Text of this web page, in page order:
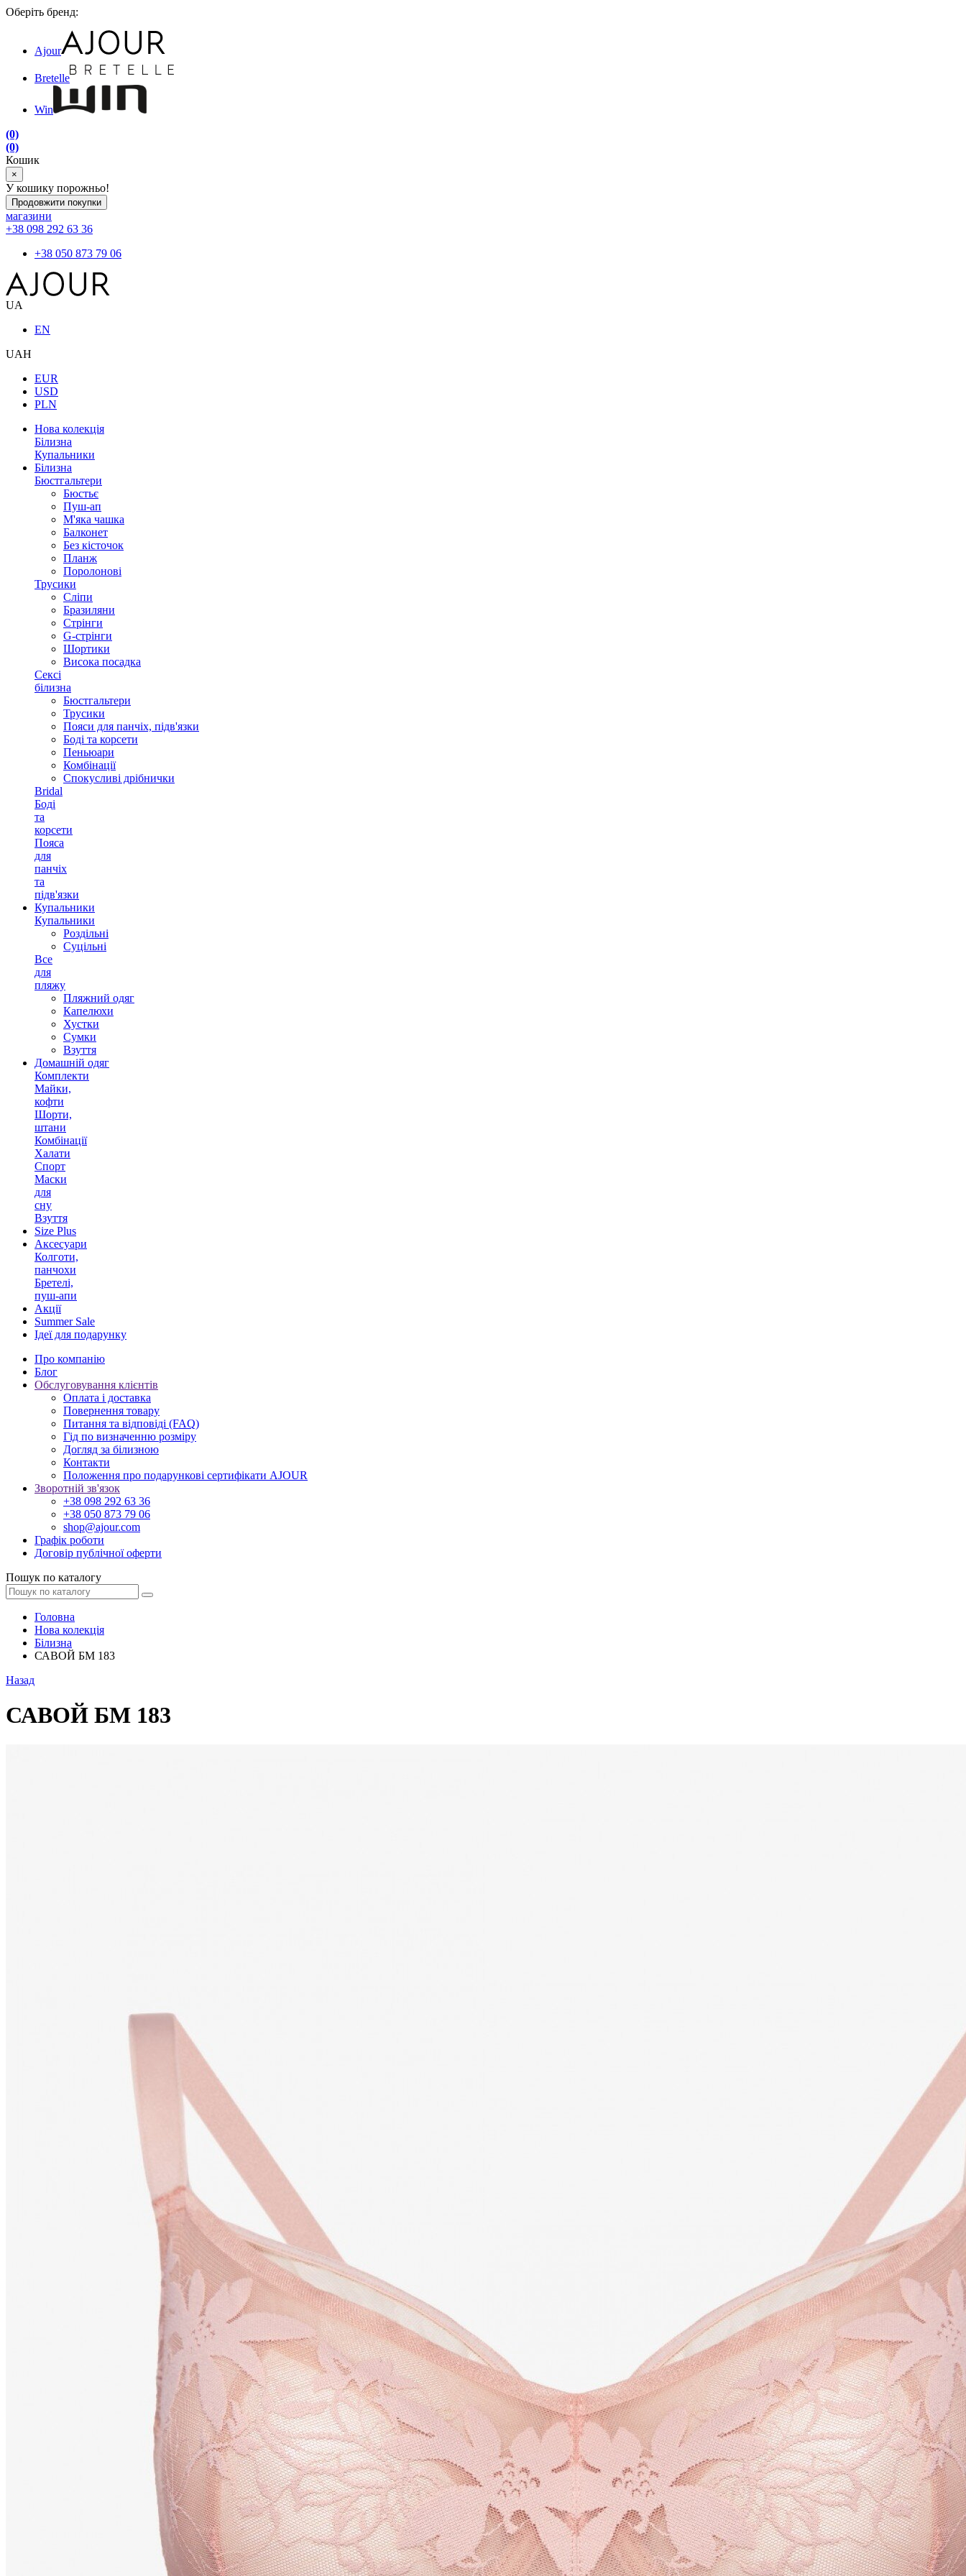
Оберіть бренд:
Ajour
Bretelle
Win
(0)
(0)
Кошик
×
У кошику порожньо!
Продовжити покупки
магазини
+38 098 292 63 36
+38 050 873 79 06
UA
EN
UAH
EUR
USD
PLN
Нова колекція
Білизна
Купальники
Білизна
Бюстгальтери
Бюстьє
Пуш-ап
М'яка чашка
Балконет
Без кісточок
Планж
Поролонові
Трусики
Сліпи
Бразиляни
Стрінги
G-стрінги
Шортики
Висока посадка
Сексі
білизна
Бюстгальтери
Трусики
Пояси для панчіх, підв'язки
Боді та корсети
Пеньюари
Комбінації
Спокусливі дрібнички
Bridal
Боді
та
корсети
Пояса
для
панчіх
та
підв'язки
Купальники
Купальники
Роздільні
Суцільні
Все
для
пляжу
Пляжний одяг
Капелюхи
Хустки
Сумки
Взуття
Домашній одяг
Комплекти
Майки,
кофти
Шорти,
штани
Комбінації
Халати
Спорт
Маски
для
сну
Взуття
Size Plus
Аксесуари
Колготи,
панчохи
Бретелі,
пуш-апи
Акції
Summer Sale
Ідеї для подарунку
Про компанію
Блог
Обслуговування клієнтів
Оплата і доставка
Повернення товару
Питання та відповіді (FAQ)
Гід по визначенню розміру
Догляд за білизною
Контакти
Положення про подарункові сертифікати AJOUR
Зворотній зв'язок
+38 098 292 63 36
+38 050 873 79 06
shop@ajour.com
Графік роботи
Договір публічної оферти
Пошук по каталогу
Головна
Нова колекція
Білизна
САВОЙ БМ 183
Назад
САВОЙ БМ 183